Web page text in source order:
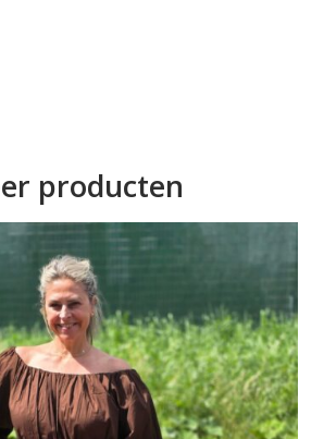
producten